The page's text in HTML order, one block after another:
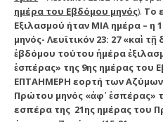
ημέρα του Εβδόμου μηνός). Το
Εξιλασμού ήταν ΜΙΑ ημέρα – η
μηνός- Λευϊτικόν 23: 27 «καὶ
ἑβδόμου τούτου ἡμέρα
ἑσπέρας» της 9ης ημέρας του
ΕΠΤΑΗΜΕΡΗ εορτή των Αζύμων
Πρώτου μηνός «ἀφ᾿ ἑσπέρας»
εσπέρα της 21ης ημέρας του